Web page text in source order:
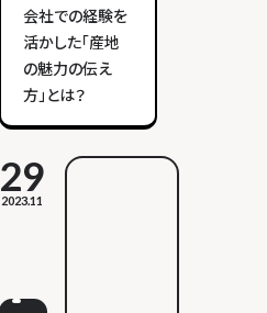
会社での経験を
活かした「産地
の魅力の伝え
方」とは？
29
2023.11